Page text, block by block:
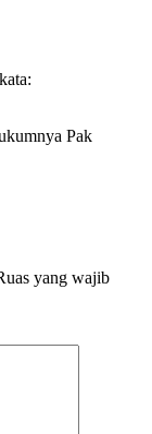
Pak
yang wajib